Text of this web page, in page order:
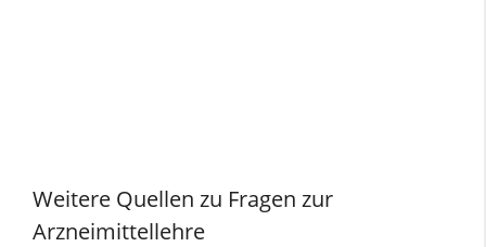
Weitere Quellen zu Fragen zur
Arzneimittellehre